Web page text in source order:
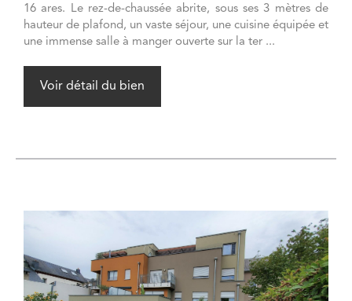
16 ares. Le rez-de-chaussée abrite, sous ses 3 mètres de
hauteur de plafond, un vaste séjour, une cuisine équipée et
une immense salle à manger ouverte sur la ter ...
Voir détail du bien